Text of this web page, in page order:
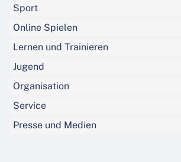
Sport
Online Spielen
Lernen und Trainieren
Jugend
Organisation
Service
Presse und Medien